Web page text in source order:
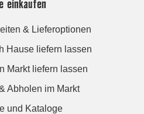
einkaufen
& Lieferoptionen
Hause liefern lassen
Markt liefern lassen
Abholen im Markt
und Kataloge